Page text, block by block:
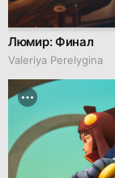
Люмир: Финал
Valeriya Perelygina